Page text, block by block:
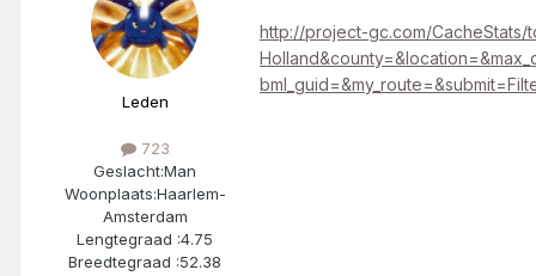
Leden
723
Geslacht:Man
Woonplaats:Haarlem-
Amsterdam
Lengtegraad :4.75
Breedtegraad :52.38
http://project-gc.com/